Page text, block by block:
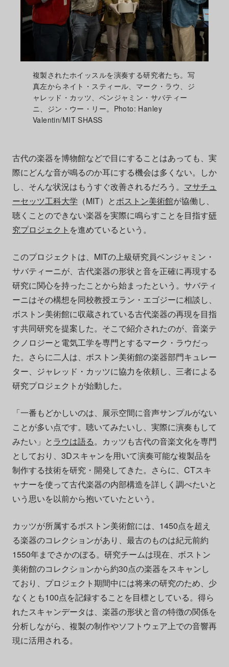
複製されたホイッスルを演奏する研究者たち。写
真左からネイト・スティール、マーク・ラウ、ジ
ャレッド・カッツ、ベンジャミン・サバティー
ニ、ジン・ウー・リー。Photo: Hanley
Valentin/MIT SHASS
古代の楽器を博物館などで目にすることはあっても、実
際にどんな音が鳴るのか耳にする機会は多くない。しか
し、そんな状況はもうすぐ改善されるだろう。 マサチュ
ーセッツ工科大学 （MIT）とボストン美術館が協働し、
聴くことのできない楽器を実際に鳴らすことを目指す研
究プロジェクト を進めているという。
このプロジェクトは、MITの上級研究員ベンジャミン・
サバティーニが、古代楽器の形状と音を正確に再現する
研究に関心を持ったことから始まったという。サバティ
ーニはその構想を同校教授エラン・エゴジーに相談し、
ボストン美術館に収蔵されている古代楽器の再現を目指
す共同研究を提案した。そこで紹介されたのが、音楽テ
クノロジーと電気工学を専門とするマーク・ラウだっ
た。さらに二人は、ボストン美術館の楽器部門キュレー
ター、ジャレッド・カッツに協力を依頼し、三者による
研究プロジェクトが始動した。
「一番もどかしいのは、展示空間に音声サンプルがない
ことが多い点です。聴いてみたいし、実際に演奏もして
みたい」とラウは語る。カッツも古代の音楽文化を専門
としており、3Dスキャンを用いて演奏可能な複製品を
制作する技術を研究・開発してきた。さらに、CTスキ
ャナーを使って古代楽器の内部構造を詳しく調べたいと
いう思いを以前から抱いていたという。
カッツが所属するボストン美術館には、1450点を超え
る楽器のコレクションがあり、最古のものは紀元前約
1550年までさかのぼる。研究チームは現在、ボストン
美術館のコレクションから約30点の楽器をスキャンし
ており、プロジェクト期間中には将来の研究のため、少
なくとも100点を記録することを目標としている。得ら
れたスキャンデータは、楽器の形状と音の特徴の関係を
分析しながら、複製の制作やソフトウェア上での音響再
現に活用される。